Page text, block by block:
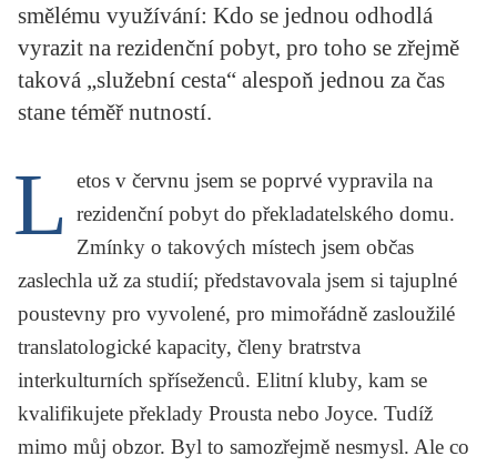
SLOUPEK
ILIGLOSA
smělému využívání: Kdo se jednou odhodlá
vyrazit na rezidenční pobyt, pro toho se zřejmě
taková „služební cesta“ alespoň jednou za čas
stane téměř nutností.
L
etos v červnu jsem se poprvé vypravila na
rezidenční pobyt do překladatelského domu.
Zmínky o takových místech jsem občas
zaslechla už za studií; představovala jsem si tajuplné
poustevny pro vyvolené, pro mimořádně zasloužilé
translatologické kapacity, členy bratrstva
interkulturních spříseženců. Elitní kluby, kam se
kvalifikujete překlady Prousta nebo Joyce. Tudíž
mimo můj obzor. Byl to samozřejmě nesmysl. Ale co